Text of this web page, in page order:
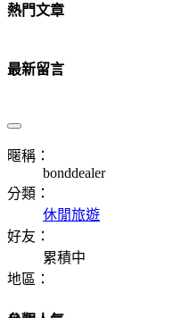
熱門文章
最新留言
暱稱：
bonddealer
分類：
休閒旅遊
好友：
累積中
地區：